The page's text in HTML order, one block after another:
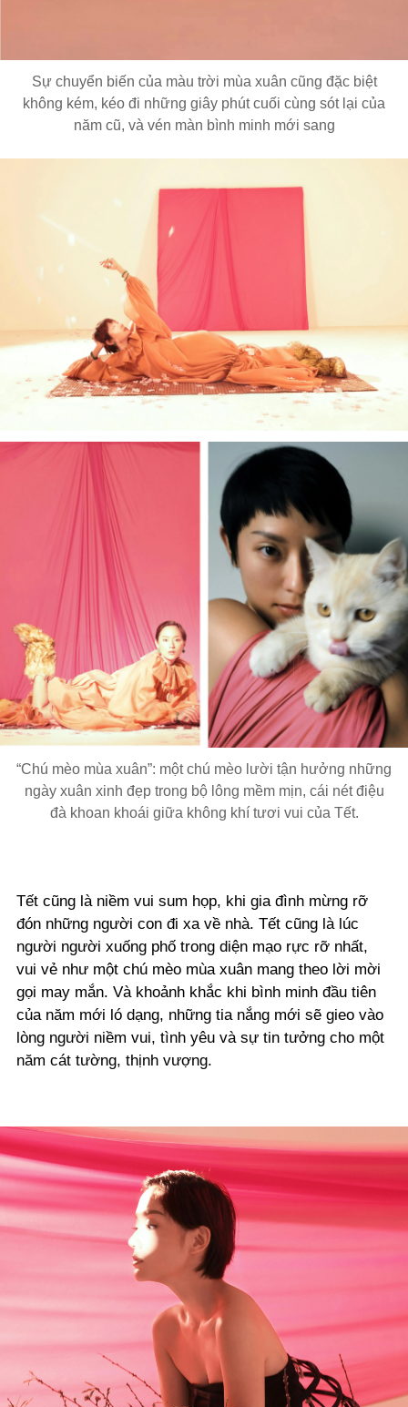
Sự chuyển biến của màu trời mùa xuân cũng đặc biệt
không kém, kéo đi những giây phút cuối cùng sót lại của
năm cũ, và vén màn bình minh mới sang
“Chú mèo mùa xuân”: một chú mèo lười tận hưởng những
ngày xuân xinh đẹp trong bộ lông mềm mịn, cái nét điệu
đà khoan khoái giữa không khí tươi vui của Tết.
Tết cũng là niềm vui sum họp, khi gia đình mừng rỡ
đón những người con đi xa về nhà. Tết cũng là lúc
người người xuống phố trong diện mạo rực rỡ nhất,
vui vẻ như một chú mèo mùa xuân mang theo lời mời
gọi may mắn. Và khoảnh khắc khi bình minh đầu tiên
của năm mới ló dạng, những tia nắng mới sẽ gieo vào
lòng người niềm vui, tình yêu và sự tin tưởng cho một
năm cát tường, thịnh vượng.